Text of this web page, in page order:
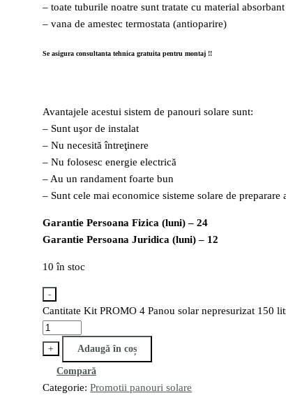
– toate tuburile noatre sunt tratate cu material
– vana de amestec termostata (antioparire)
Se asigura consultanta tehnica gratuita pentru montaj !!
Avantajele acestui sistem de panouri solare sunt:
– Sunt uşor de instalat
– Nu necesită întreţinere
– Nu folosesc energie electrică
– Au un randament foarte bun
– Sunt cele mai economice sisteme solare de preparare
Garantie Persoana Fizica (luni) – 24
Garantie Persoana Juridica (luni) – 12
10 în stoc
-
Cantitate Kit PROMO 4 Panou solar nepresurizat 150
+ Adaugă în coș
Compară
Categorie:Promotii panouri solare